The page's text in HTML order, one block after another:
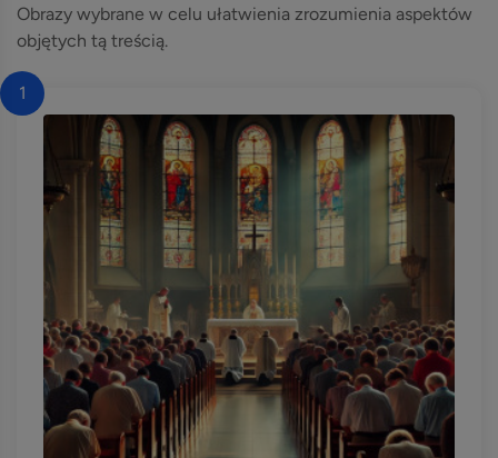
Obrazy wybrane w celu ułatwienia zrozumienia aspektów
objętych tą treścią.
1